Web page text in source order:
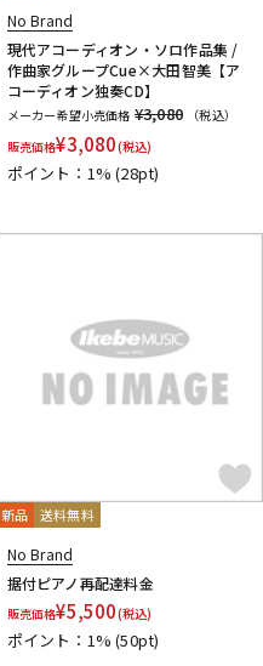
No Brand
現代アコーディオン・ソロ作品集 /
作曲家グループCue×大田智美【ア
コーディオン独奏CD】
メーカー希望小売価格 ¥3,080
（税込）
販売価格¥3,080(税込)
ポイント：1%(28pt)
新品 送料無料
No Brand
据付ピアノ再配達料金
販売価格¥5,500(税込)
ポイント：1%(50pt)